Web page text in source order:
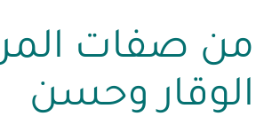
من صفات
الوقار وحسن